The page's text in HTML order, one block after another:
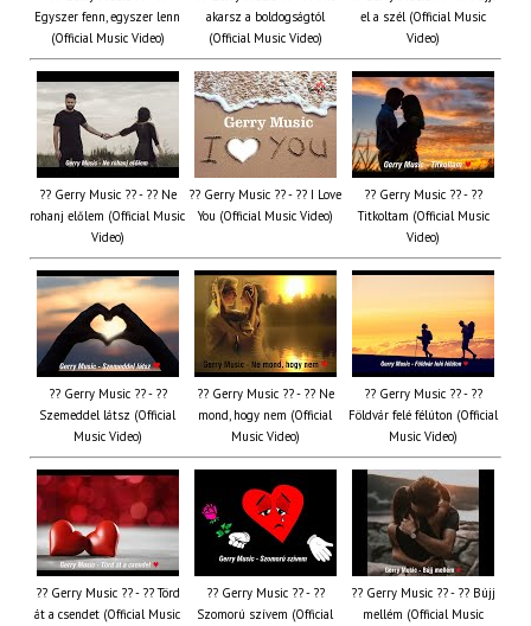
Egyszer fenn, egyszer lenn
(Official Music Video)
akarsz a boldogságtól
(Official Music Video)
el a szél (Official Music
Video)
?? Gerry Music ?? - ?? Ne
rohanj előlem (Official Music
Video)
?? Gerry Music ?? - ?? I Love
You (Official Music Video)
?? Gerry Music ?? - ??
Titkoltam (Official Music
Video)
?? Gerry Music ?? - ??
Szemeddel látsz (Official
Music Video)
?? Gerry Music ?? - ?? Ne
mond, hogy nem (Official
Music Video)
?? Gerry Music ?? - ??
Földvár felé félúton (Official
Music Video)
?? Gerry Music ?? - ?? Törd
át a csendet (Official Music
?? Gerry Music ?? - ??
Szomorú szívem (Official
?? Gerry Music ?? - ?? Bújj
mellém (Official Music